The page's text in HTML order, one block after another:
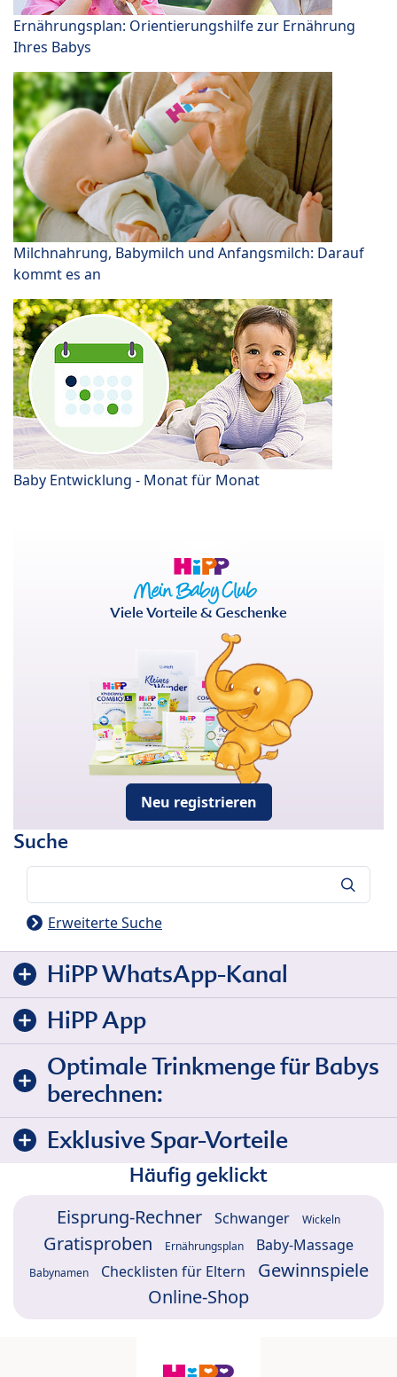
Ernährungsplan: Orientierungshilfe zur Ernährung
Ihres Babys
Milchnahrung, Babymilch und Anfangsmilch: Darauf
kommt es an
Baby Entwicklung - Monat für Monat
Viele Vorteile & Geschenke
Neu registrieren
Suche
Erweiterte Suche
HiPP WhatsApp-Kanal
HiPP App
Optimale Trinkmenge für Babys
berechnen:
Exklusive Spar-Vorteile
Häufig geklickt
Eisprung-Rechner Schwanger Wickeln
Gratisproben Ernährungsplan Baby-Massage
Babynamen Checklisten für Eltern
Gewinnspiele
Online-Shop